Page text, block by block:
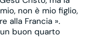
non è mio figlio,
alla Francia ».
buon quarto